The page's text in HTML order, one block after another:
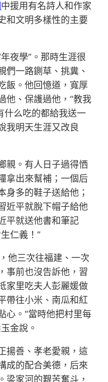
中援用有名詩人和作家
和文明多樣性的主要
夜學”。那時生涯很
們一路鍘草、挑糞、
飯。他回憶道，寬厚
他、保護過他，“教我
什么吃的都給我送一
我明天生涯又改良
親。有人日子過得恓
拿出來幫補；一個后
身多的鞋子送給他；
近平就脫下帽子給他
平就送他書和筆記
仁義！”
他三次往福建、一次
事前也沒告訴他，習
家里吃夫人彭麗媛做
帶往小米、南瓜和紅
心。“當時他把村里每
金說。
揚善、孝老愛親，這
成的配合美德，后來
梁家河的艱苦奮斗，